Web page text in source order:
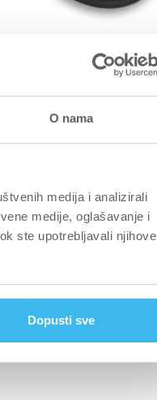
O nama
medija i analizirali
medije, oglašavanje i
ste upotrebljavali njihove
Dopusti sve
ODJEĆA I DODACI
CRNA
GRIP PAD
EUR